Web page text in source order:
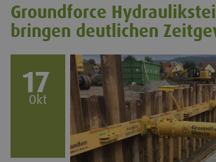
Groundforce
bringen deutlichen
17
Okt